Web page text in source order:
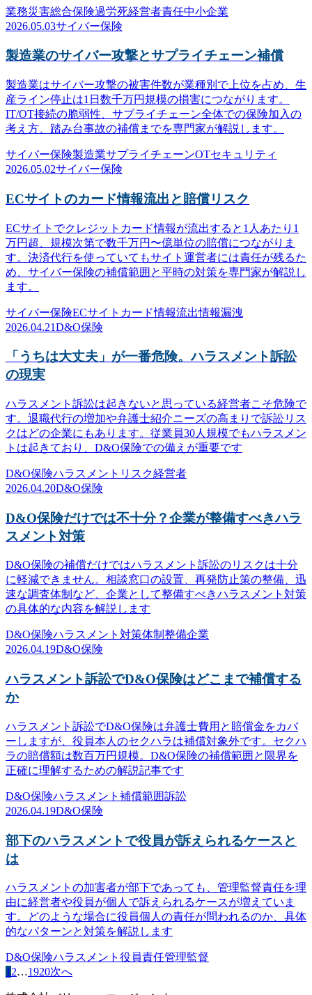
業務災害総合保険過労死経営者責任中小企業
2026.05.03サイバー保険
製造業のサイバー攻撃とサプライチェーン補償
製造業はサイバー攻撃の被害件数が業種別で上位を占め、生
産ライン停止は1日数千万円規模の損害につながります。
IT/OT接続の脆弱性、サプライチェーン全体での保険加入の
考え方、踏み台事故の補償までを専門家が解説します。
サイバー保険製造業サプライチェーンOTセキュリティ
2026.05.02サイバー保険
ECサイトのカード情報流出と賠償リスク
ECサイトでクレジットカード情報が流出すると1人あたり1
万円超、規模次第で数千万円〜億単位の賠償につながりま
す。決済代行を使っていてもサイト運営者には責任が残るた
め、サイバー保険の補償範囲と平時の対策を専門家が解説し
ます。
サイバー保険ECサイト カード情報流出情報漏洩
2026.04.21D&O保険
「うちは大丈夫」が一番危険。ハラスメント訴訟
の現実
ハラスメント訴訟は起きないと思っている経営者こそ危険で
す。退職代行の増加や弁護士紹介ニーズの高まりで訴訟リス
クはどの企業にもあります。従業員30人規模でもハラスメン
トは起きており、D&O保険での備えが重要です
D&O保険ハラスメント リスク経営者
2026.04.20D&O保険
D&O保険だけでは不十分？企業が整備すべきハラ
スメント対策
D&O保険の補償だけではハラスメント訴訟のリスクは十分
に軽減できません。相談窓口の設置、再発防止策の整備、迅
速な調査体制など、企業として整備すべきハラスメント対策
の具体的な内容を解説します
D&O保険ハラスメント対策体制整備企業
2026.04.19D&O保険
ハラスメント訴訟でD&O保険はどこまで補償する
か
ハラスメント訴訟でD&O保険は弁護士費用と賠償金をカバ
ーしますが、役員本人のセクハラは補償対象外です。セクハ
ラの賠償額は数百万円規模。D&O保険の補償範囲と限界を
正確に理解するための解説記事です
D&O保険ハラスメント 補償範囲訴訟
2026.04.19D&O保険
部下のハラスメントで役員が訴えられるケースと
は
ハラスメントの加害者が部下であっても、管理監督責任を理
由に経営者や役員が個人で訴えられるケースが増えていま
す。どのような場合に役員個人の責任が問われるのか、具体
的なパターンと対策を解説します
D&O保険ハラスメント 役員責任管理監督
1 2…1920次へ